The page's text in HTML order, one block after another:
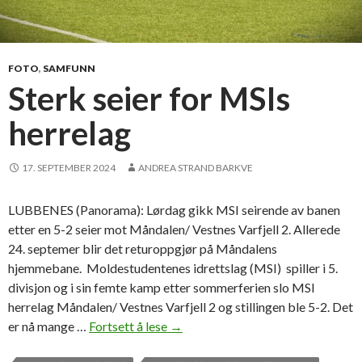
FOTO, SAMFUNN
Sterk seier for MSIs
herrelag
17. SEPTEMBER 2024 ANDREA STRAND BARKVE
LUBBENES (Panorama): Lørdag gikk MSI seirende av banen
etter en 5-2 seier mot Måndalen/ Vestnes Varfjell 2. Allerede
24. septemer blir det returoppgjør på Måndalens
hjemmebane. Moldestudentenes idrettslag (MSI) spiller i 5.
divisjon og i sin femte kamp etter sommerferien slo MSI
herrelag Måndalen/ Vestnes Varfjell 2 og stillingen ble 5-2. Det
er nå mange … Fortsett å lese S
→